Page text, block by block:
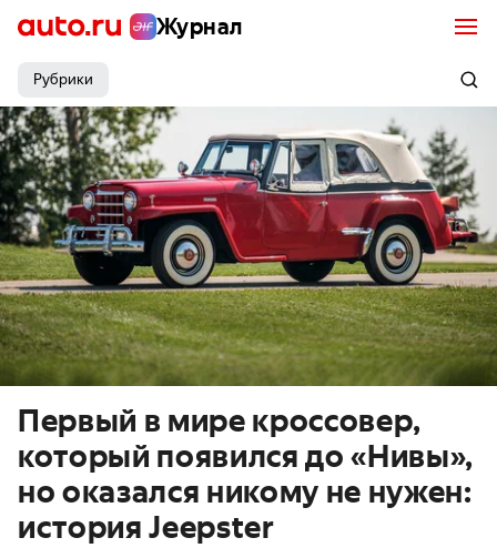
Журнал
Рубрики
Первый в мире кроссовер,
который появился до «Нивы»,
но оказался никому не нужен:
история Jeepster